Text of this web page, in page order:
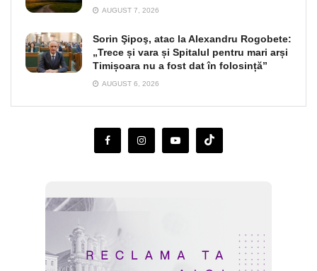
AUGUST 7, 2026
Sorin Şipoş, atac la Alexandru Rogobete:
„Trece și vara și Spitalul pentru mari arși
Timișoara nu a fost dat în folosință”
AUGUST 6, 2026